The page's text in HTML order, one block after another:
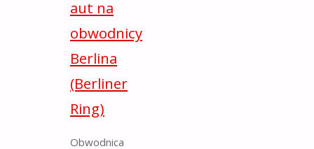
aut na
obwodnicy
Berlina
(Berliner
Ring)
Obwodnica